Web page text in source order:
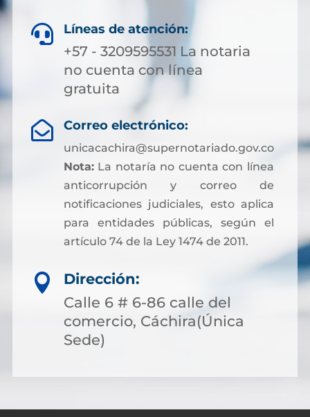
 Líneas de atención:
+57 - 3209595531 La notaria
no cuenta con línea
gratuita
 Correo electrónico:
unicacachira@supernotariado.gov.co
Nota:La notaría no cuenta con línea
anticorrupción y correo de
notificaciones judiciales, esto aplica
para entidades públicas, según el
artículo 74 de la Ley 1474 de 2011.

Dirección:
Calle 6 # 6-86 calle del
comercio, Cáchira(Única
Sede)